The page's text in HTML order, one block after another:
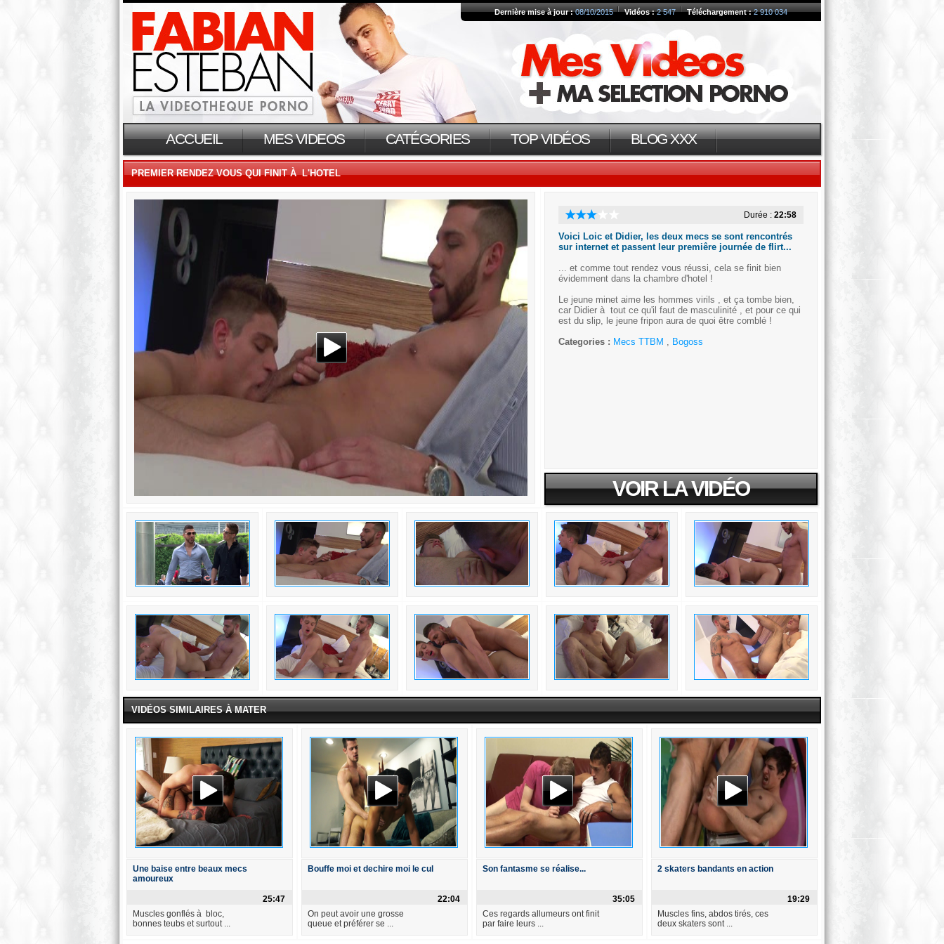
Dernière mise à jour :08/10/2015 Vidéos :2 547 Téléchargement :2 910 034
ACCUEIL MES VIDEOS CATÉGORIES TOP VIDÉOS BLOG XXX
PREMIER RENDEZ VOUS QUI FINIT À L'HOTEL
Durée : 22:58
Voici Loic et Didier, les deux mecs se sont rencontrés
sur internet et passent leur premiêre journée de flirt...
... et comme tout rendez vous réussi, cela se finit bien
évidemment dans la chambre d'hotel !
Le jeune minet aime les hommes virils , et ça tombe bien,
car Didier à tout ce qu'il faut de masculinité , et pour ce qui
est du slip, le jeune fripon aura de quoi être comblé !
Categories : Mecs TTBM , Bogoss
VOIR LA VIDÉO
VIDÉOS SIMILAIRES À MATER
Une baise entre beaux mecs
amoureux
25:47
Muscles gonflés à bloc,
bonnes teubs et surtout ...
Bouffe moi et dechire moi le cul
22:04
On peut avoir une grosse
queue et préférer se ...
Son fantasme se réalise...
35:05
Ces regards allumeurs ont finit
par faire leurs ...
2 skaters bandants en action
19:29
Muscles fins, abdos tirés, ces
deux skaters sont ...